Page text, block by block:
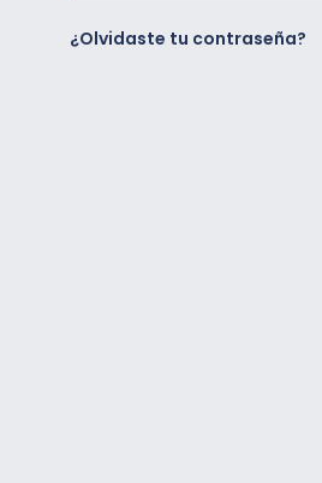
¿Olvidaste tu contraseña?